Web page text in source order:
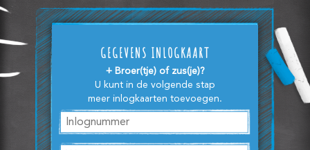
GEGEVENS INLOGKAART
+ Broer(tje) of zus(je)?
U kunt in de volgende stap
meer inlogkaarten toevoegen.